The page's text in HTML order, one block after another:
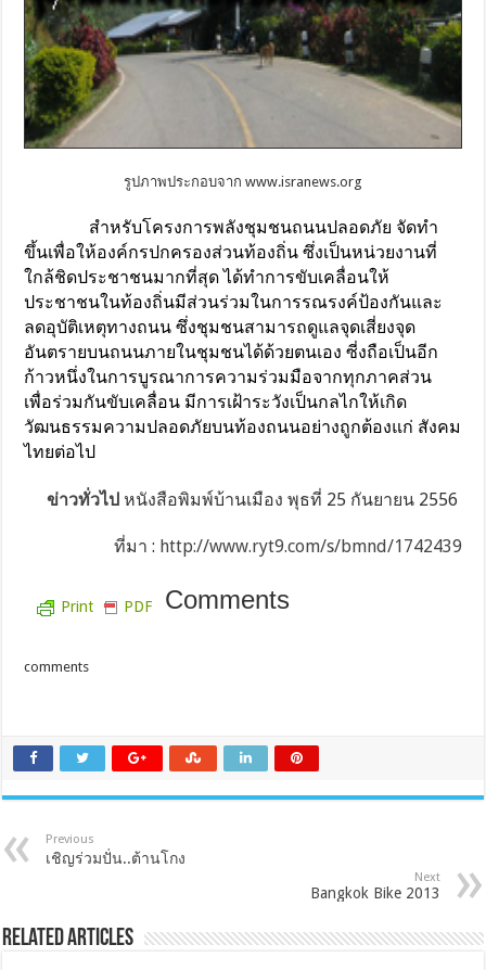
รูปภาพประกอบจาก www.isranews.org
สำหรับโครงการพลังชุมชนถนนปลอดภัย จัดทำ
ขึ้นเพื่อให้องค์กรปกครองส่วนท้องถิ่น ซึ่งเป็นหน่วยงานที่
ใกล้ชิดประชาชนมากที่สุด ได้ทำการขับเคลื่อนให้
ประชาชนในท้องถิ่นมีส่วนร่วมในการรณรงค์ป้องกันและ
ลดอุบัติเหตุทางถนน ซึ่งชุมชนสามารถดูแลจุดเสี่ยงจุด
อันตรายบนถนนภายในชุมชนได้ด้วยตนเอง ซี่งถือเป็นอีก
ก้าวหนึ่งในการบูรณาการความร่วมมือจากทุกภาคส่วน
เพื่อร่วมกันขับเคลื่อน มีการเฝ้าระวังเป็นกลไกให้เกิด
วัฒนธรรมความปลอดภัยบนท้องถนนอย่างถูกต้องแก่ สังคม
ไทยต่อไป
ข่าวทั่วไปหนังสือพิมพ์บ้านเมือง พุธที่ 25 กันยายน 2556
ที่มา : http://www.ryt9.com/s/bmnd/1742439
Print PDF Comments
comments
Previous
เชิญร่วมปั่น..ต้านโกง
Next
Bangkok Bike 2013
Related Articles